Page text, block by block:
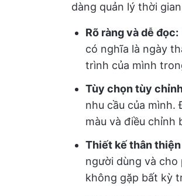
dàng quản lý thời
Rõ ràng và dễ đọc:
có nghĩa là ngày
trình của mình
Tùy chọn tùy
nhu cầu của
màu và điều chỉnh
Thiết kế thân
người dùng và cho
không gặp bất kỳ